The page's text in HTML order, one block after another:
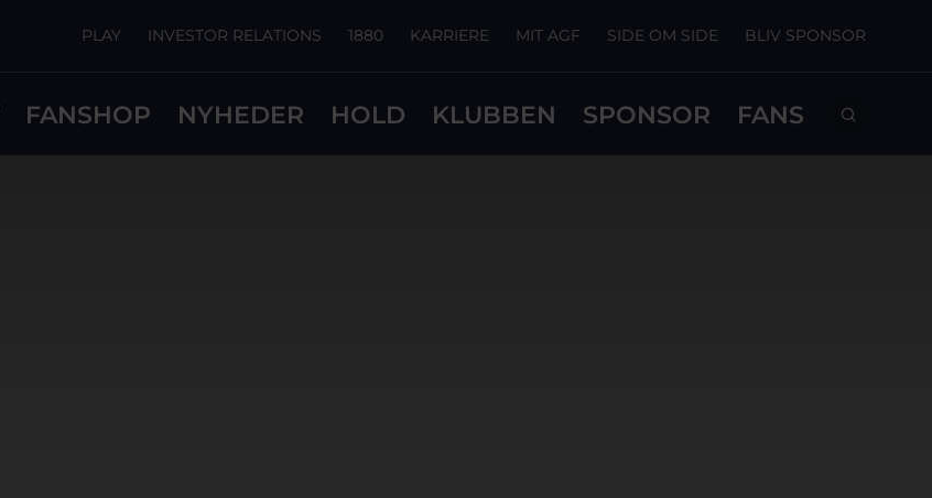
FANSHOP NYHEDER HOLD KLUBBEN SPONSOR FANS
PLAY INVESTOR RELATIONS 1880 KARRIERE MIT AGF SIDE OM SIDE BLIV SPONSOR